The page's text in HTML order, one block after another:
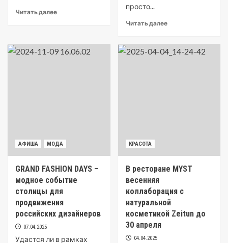
Читать далее
просто...
Читать далее
АФИША МОДА
GRAND FASHION DAYS –
модное событие
столицы для
продвижения
российских дизайнеров
07.04.2025
Удастся ли в рамках
КРАСОТА
В ресторане MYST
весенняя
коллаборация c
натуральной
косметикой Zeitun до
30 апреля
04.04.2025